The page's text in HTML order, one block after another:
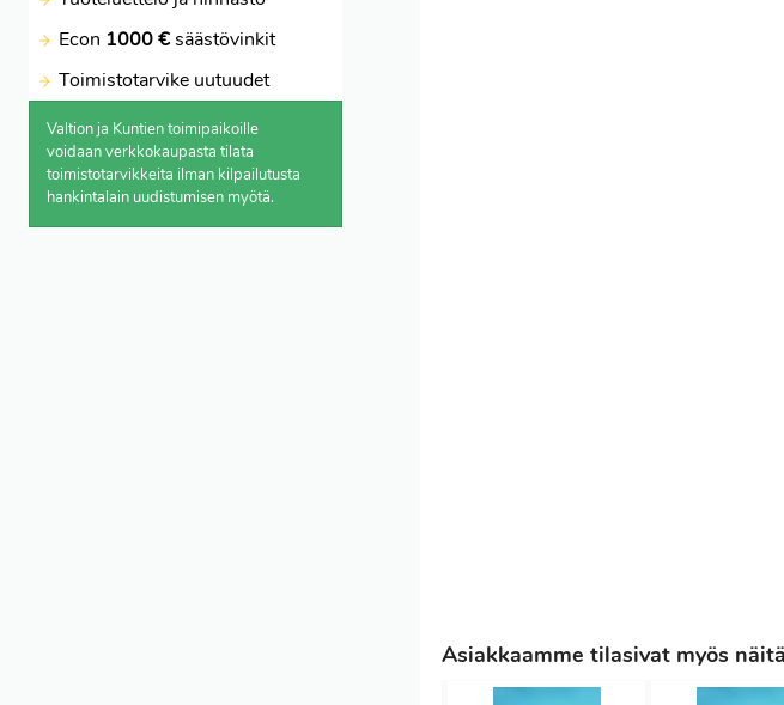
Econ 1000 €säästövinkit
Toimistotarvike uutuudet
Valtion ja Kuntien toimipaikoille
voidaan verkkokaupasta tilata
toimistotarvikkeita ilman kilpailutusta
hankintalain uudistumisen myötä.
Asiakkaamme tilasivat myös